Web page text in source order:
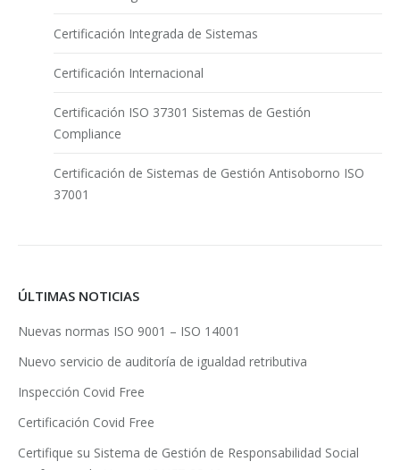
Certificación Integrada de Sistemas
Certificación Internacional
Certificación ISO 37301 Sistemas de Gestión
Compliance
Certificación de Sistemas de Gestión Antisoborno ISO
37001
ÚLTIMAS NOTICIAS
Nuevas normas ISO 9001 – ISO 14001
Nuevo servicio de auditoría de igualdad retributiva
Inspección Covid Free
Certificación Covid Free
Certifique su Sistema de Gestión de Responsabilidad Social